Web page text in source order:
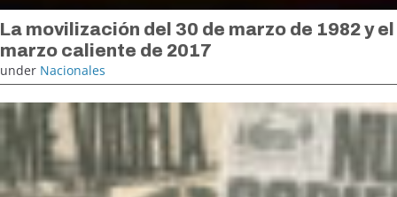
La movilización del 30 de marzo de 1982 y el
marzo caliente de 2017
under Nacionales